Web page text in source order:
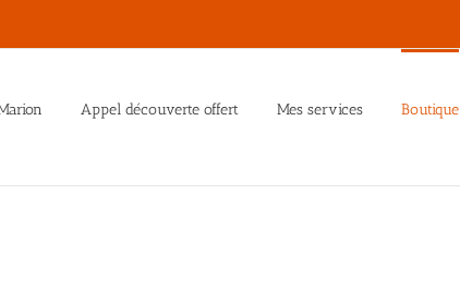
Appel découverte offert Mes services Boutique